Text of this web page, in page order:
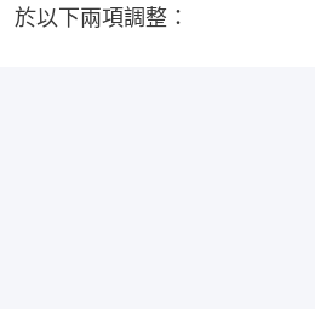
於以下兩項調整：